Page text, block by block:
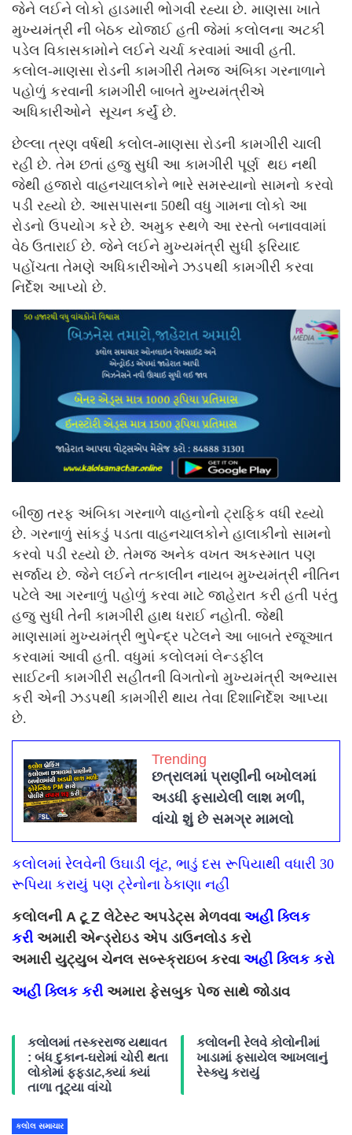
જેને લઈને લોકો હાડમારી ભોગવી રહ્યા છે. માણસા ખાતે
મુખ્યમંત્રી ની બેઠક યોજાઈ હતી જેમાં કલોલના અટકી
પડેલ વિકાસકામોને લઈને ચર્ચા કરવામાં આવી હતી.
કલોલ-માણસા રોડની કામગીરી તેમજ અંબિકા ગરનાળાને
પહોળું કરવાની કામગીરી બાબતે મુખ્યમંત્રીએ
અધિકારીઓને સૂચન કર્યું છે.
છેલ્લા ત્રણ વર્ષથી કલોલ-માણસા રોડની કામગીરી ચાલી
રહી છે. તેમ છતાં હજુ સુધી આ કામગીરી પૂર્ણ થઇ નથી
જેથી હજારો વાહનચાલકોને ભારે સમસ્યાનો સામનો કરવો
પડી રહ્યો છે. આસપાસના 50થી વધુ ગામના લોકો આ
રોડનો ઉપયોગ કરે છે. અમુક સ્થળે આ રસ્તો બનાવવામાં
વેઠ ઉતારાઈ છે. જેને લઈને મુખ્યમંત્રી સુધી ફરિયાદ
પહોંચતા તેમણે અધિકારીઓને ઝડપથી કામગીરી કરવા
નિર્દેશ આપ્યો છે.
બીજી તરફ અંબિકા ગરનાળે વાહનોનો ટ્રાફિક વધી રહ્યો
છે. ગરનાળું સાંકડું પડતા વાહનચાલકોને હાલાકીનો સામનો
કરવો પડી રહ્યો છે. તેમજ અનેક વખત અકસ્માત પણ
સર્જાય છે. જેને લઈને તત્કાલીન નાયબ મુખ્યમંત્રી નીતિન
પટેલે આ ગરનાળું પહોળું કરવા માટે જાહેરાત કરી હતી પરંતુ
હજુ સુધી તેની કામગીરી હાથ ધરાઈ નહોતી. જેથી
માણસામાં મુખ્યમંત્રી ભુપેન્દ્ર પટેલને આ બાબતે રજૂઆત
કરવામાં આવી હતી. વધુમાં કલોલમાં લેન્ડફીલ
સાઈટની કામગીરી સહીતની વિગતોનો મુખ્યમંત્રી અભ્યાસ
કરી એની ઝડપથી કામગીરી થાય તેવા દિશાનિર્દેશ આપ્યા
છે.
Trending
છત્રાલમાં પ્રાણીની બખોલમાં
અડધી ફસાયેલી લાશ મળી,
વાંચો શું છે સમગ્ર મામલો
કલોલમાં રેલવેની ઉઘાડી લૂંટ, ભાડું દસ રૂપિયાથી વધારી 30
રૂપિયા કરાયું પણ ટ્રેનોના ઠેકાણા નહીં
કલોલની A ટૂ Z લેટેસ્ટ અપડેટ્સ મેળવવા અહીં ક્લિક
કરી અમારી એન્ડ્રોઇડ એપ ડાઉનલોડ કરો
અમારી યુટ્યુબ ચેનલ સબ્સ્ક્રાઇબ કરવા અહીં ક્લિક કરો
અહીં ક્લિક કરી અમારા ફેસબુક પેજ સાથે જોડાવ
કલોલમાં તસ્કરરાજ યથાવત
: બંધ દુકાન-ઘરોમાં ચોરી થતા
લોકોમાં ફફડાટ,ક્યાં ક્યાં
તાળા તૂટ્યા વાંચો
કલોલની રેલવે કોલોનીમાં
ખાડામાં ફસાયેલ આખલાનું
રેસ્ક્યુ કરાયું
કલોલ સમાચાર